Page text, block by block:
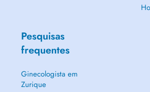
Pesquisas
frequentes
Ginecologista em
Zurique